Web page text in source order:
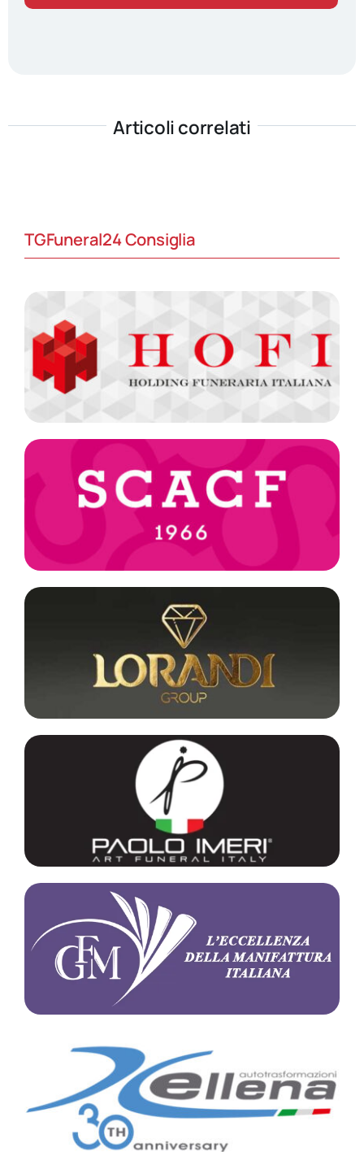
Articoli correlati
TGFuneral24 Consiglia